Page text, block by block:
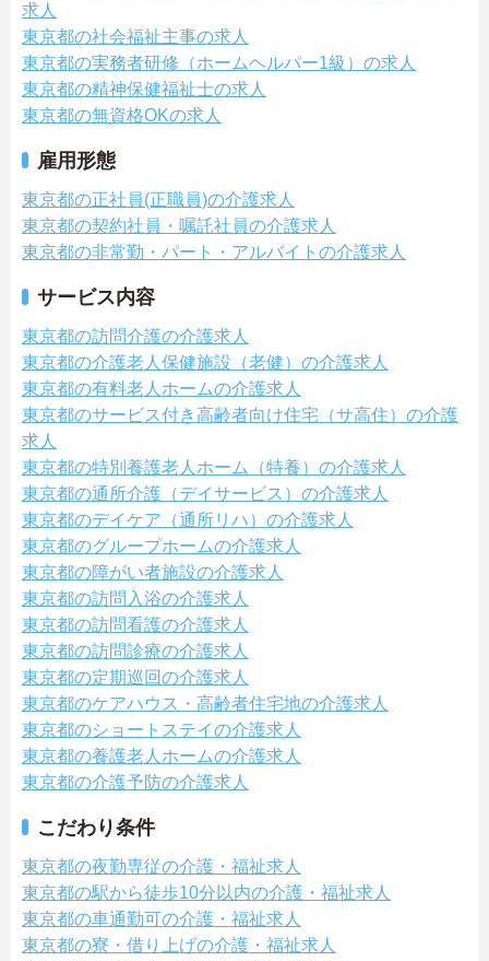
求人
東京都の社会福祉主事の求人
東京都の実務者研修（ホームヘルパー1級）の求人
東京都の精神保健福祉士の求人
東京都の無資格OKの求人
雇用形態
東京都の正社員(正職員)の介護求人
東京都の契約社員・嘱託社員の介護求人
東京都の非常勤・パート・アルバイトの介護求人
サービス内容
東京都の訪問介護の介護求人
東京都の介護老人保健施設（老健）の介護求人
東京都の有料老人ホームの介護求人
東京都のサービス付き高齢者向け住宅（サ高住）の介護
求人
東京都の特別養護老人ホーム（特養）の介護求人
東京都の通所介護（デイサービス）の介護求人
東京都のデイケア（通所リハ）の介護求人
東京都のグループホームの介護求人
東京都の障がい者施設の介護求人
東京都の訪問入浴の介護求人
東京都の訪問看護の介護求人
東京都の訪問診療の介護求人
東京都の定期巡回の介護求人
東京都のケアハウス・高齢者住宅地の介護求人
東京都のショートステイの介護求人
東京都の養護老人ホームの介護求人
東京都の介護予防の介護求人
こだわり条件
東京都の夜勤専従の介護・福祉求人
東京都の駅から徒歩10分以内の介護・福祉求人
東京都の車通勤可の介護・福祉求人
東京都の寮・借り上げの介護・福祉求人